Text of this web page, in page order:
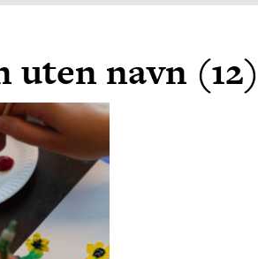
uten navn (12)